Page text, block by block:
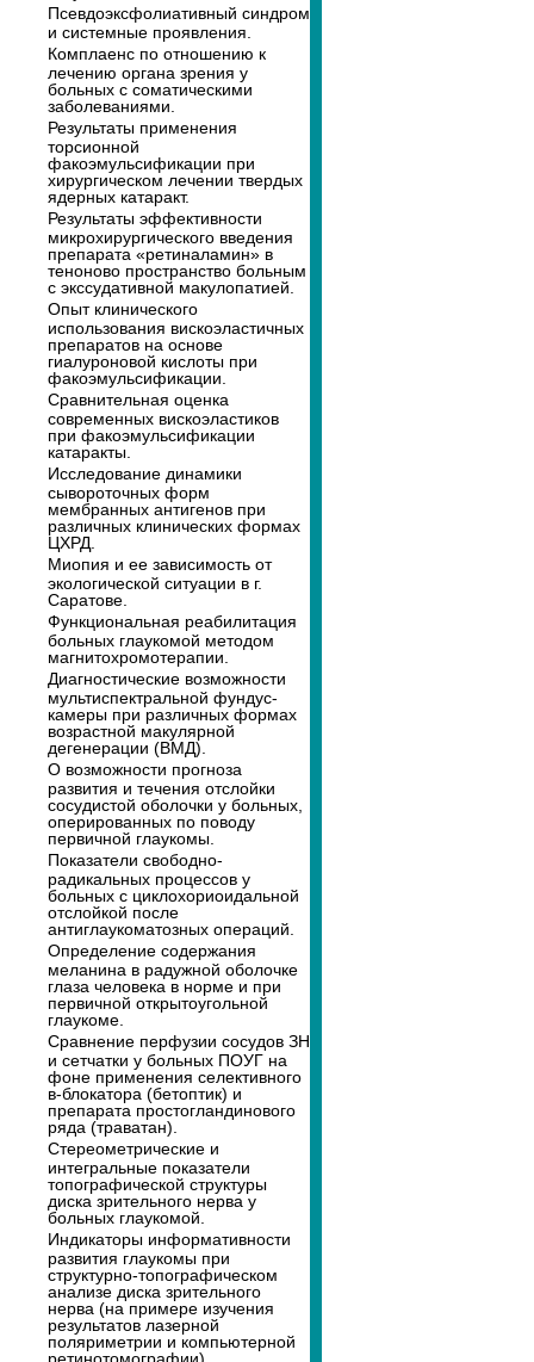
Псевдоэксфолиативный синдром
и системные проявления.
Комплаенс по отношению к
лечению органа зрения у
больных с соматическими
заболеваниями.
Результаты применения
торсионной
факоэмульсификации при
хирургическом лечении твердых
ядерных катаракт.
Результаты эффективности
микрохирургического введения
препарата «ретиналамин» в
теноново пространство больным
с экссудативной макулопатией.
Опыт клинического
использования вискоэластичных
препаратов на основе
гиалуроновой кислоты при
факоэмульсификации.
Сравнительная оценка
современных вискоэластиков
при факоэмульсификации
катаракты.
Исследование динамики
сывороточных форм
мембранных антигенов при
различных клинических формах
ЦХРД.
Миопия и ее зависимость от
экологической ситуации в г.
Саратове.
Функциональная реабилитация
больных глаукомой методом
магнитохромотерапии.
Диагностические возможности
мультиспектральной фундус-
камеры при различных формах
возрастной макулярной
дегенерации (ВМД).
О возможности прогноза
развития и течения отслойки
сосудистой оболочки у больных,
оперированных по поводу
первичной глаукомы.
Показатели свободно-
радикальных процессов у
больных с циклохориоидальной
отслойкой после
антиглаукоматозных операций.
Определение содержания
меланина в радужной оболочке
глаза человека в норме и при
первичной открытоугольной
глаукоме.
Сравнение перфузии сосудов ЗН
и сетчатки у больных ПОУГ на
фоне применения селективного
в-блокатора (бетоптик) и
препарата простогландинового
ряда (траватан).
Стереометрические и
интегральные показатели
топографической структуры
диска зрительного нерва у
больных глаукомой.
Индикаторы информативности
развития глаукомы при
структурно-топографическом
анализе диска зрительного
нерва (на примере изучения
результатов лазерной
поляриметрии и компьютерной
ретинотомографии).